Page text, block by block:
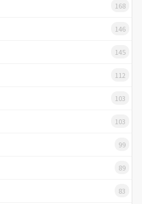
168
146
145
112
103
103
99
89
83